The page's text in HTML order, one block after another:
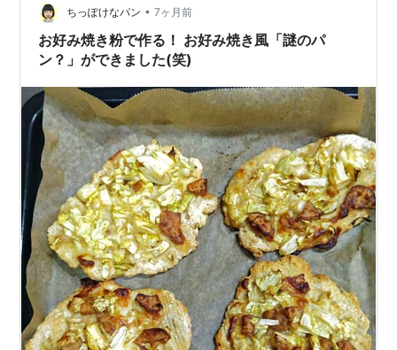
たいし、乾燥エビもさきいかも選んで入れたいので 別で
買う。さて、僕はこれかな 【お知らせ】 youtu.be と、
買って…
ちっぽけなパン • 7ヶ月前
お好み焼き粉で作る！ お好み焼き風「謎のパ
ン？」ができました(笑)